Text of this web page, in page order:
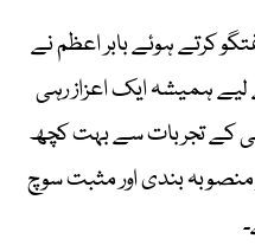
کرتے ہوئے بابر اعظم نے
لیے ہمیشہ ایک اعزاز رہی
کے تجربات سے بہت کچھ
منصوبہ بندی اور مثبت سوچ